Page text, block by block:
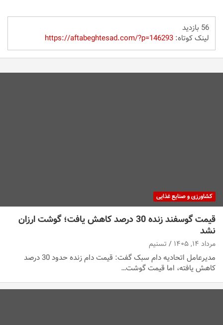
56 بازدید
لینک کوتاه:https://aftabeghtesad.com/?p=146293
کشاورزی و صنایع غذایی
قیمت گوسفند زنده 30 درصد کاهش یافت؛ گوشت ارزان
نشد
مرداد ۱۴, ۱۴۰۵ تسنیم
مدیرعامل اتحادیه دام سبک گفت: قیمت دام زنده حدود 30 درصد
کاهش یافته، اما قیمت گوشت…